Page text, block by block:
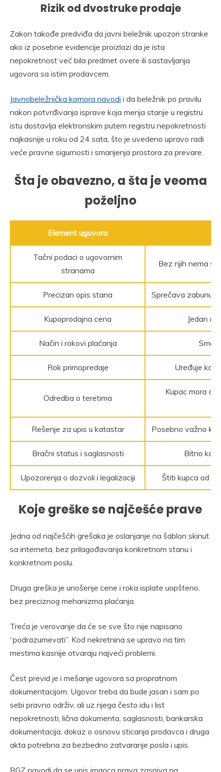
Rizik od dvostruke prodaje
Zakon takođe predviđa da javni beležnik upozori stranke
ako iz posebne evidencije proizlazi da je ista
nepokretnost već bila predmet overe ili sastavljanja
ugovora sa istim prodavcem.
Javnobeležnička komora navodi i da beležnik po pravilu
nakon potvrđivanja isprave koja menja stanje u registru
istu dostavlja elektronskim putem registru nepokretnosti
najkasnije u roku od 24 sata, što je uvedeno upravo radi
veće pravne sigurnosti i smanjenja prostora za prevare.
Šta je obavezno, a šta je veoma
poželjno
Element ugovora
Tačni podaci o ugovornim
stranama
Bez njih nema
Precizan opis stana Sprečava zabunu
Kupoprodajna cena Jedan
Način i rokovi plaćanja
Rok primopredaje Uređuje
Odredba o teretima
Kupac mora
Rešenje za upis u katastar Posebno važno
Bračni status i saglasnosti Bitno
Upozorenja o dozvoli i legalizaciji Štiti kupca od
Koje greške se najčešće prave
Jedna od najčešćih grešaka je oslanjanje na šablon skinut
sa interneta, bez prilagođavanja konkretnom stanu i
konkretnom poslu.
Druga greška je unošenje cene i roka isplate uopšteno,
bez preciznog mehanizma plaćanja.
Treća je verovanje da će se sve što nije napisano
“podrazumevati”. Kod nekretnina se upravo na tim
mestima kasnije otvaraju najveći problemi.
Čest previd je i mešanje ugovora sa propratnom
dokumentacijom. Ugovor treba da bude jasan i sam po
sebi pravno održiv, ali uz njega često idu i list
nepokretnosti, lična dokumenta, saglasnosti, bankarska
dokumentacija, dokaz o osnovu sticanja prodavca i druga
akta potrebna za bezbedno zatvaranje posla i upis.